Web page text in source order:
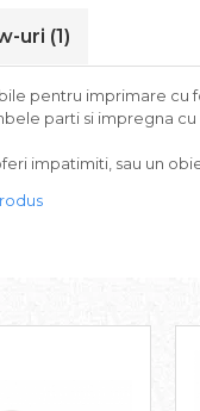
uri (1)
pentru imprimare cu
parti si impregna
impatimiti, sau un